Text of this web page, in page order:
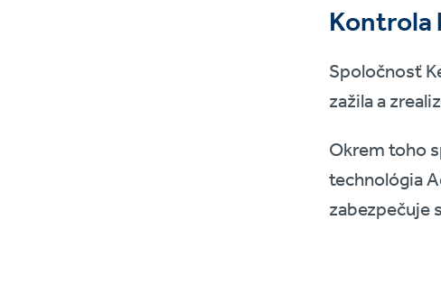
Spoločnosť
zažila a
Okrem toho
technológia
zabezpečuje